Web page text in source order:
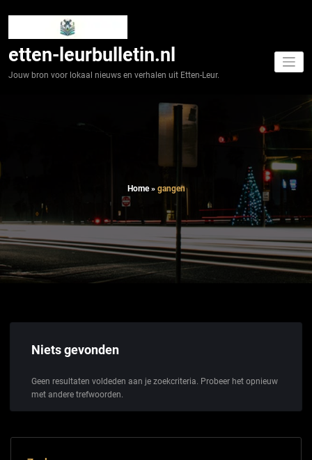
etten-leurbulletin.nl
Jouw bron voor lokaal nieuws en verhalen uit Etten-Leur.
Home» gangen
Niets gevonden
Geen resultaten voldeden aan je zoekcriteria. Probeer het opnieuw
met andere trefwoorden.